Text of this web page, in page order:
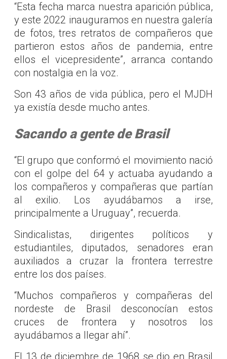
“Esta fecha marca nuestra aparición pública,
y este 2022 inauguramos en nuestra galería
de fotos, tres retratos de compañeros que
partieron estos años de pandemia, entre
ellos el vicepresidente”, arranca contando
con nostalgia en la voz.
Son 43 años de vida pública, pero el MJDH
ya existía desde mucho antes.
Sacando a gente de Brasil
“El grupo que conformó el movimiento nació
con el golpe del 64 y actuaba ayudando a
los compañeros y compañeras que partían
al exilio. Los ayudábamos a irse,
principalmente a Uruguay”, recuerda.
Sindicalistas, dirigentes políticos y
estudiantiles, diputados, senadores eran
auxiliados a cruzar la frontera terrestre
entre los dos países.
“Muchos compañeros y compañeras del
nordeste de Brasil desconocían estos
cruces de frontera y nosotros los
ayudábamos a llegar ahí”.
El 13 de diciembre de 1968 se dio en Brasil